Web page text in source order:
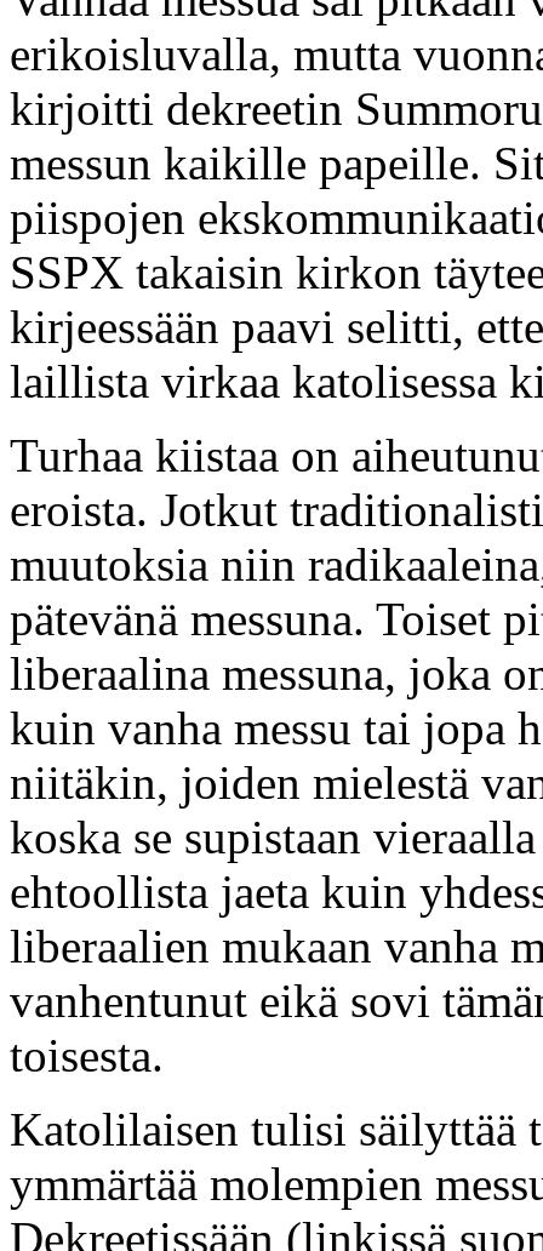
erikoisluvalla, mutta
kirjoitti dekreetin
messun kaikille papeille.
piispojen
SSPX takaisin kirkon
kirjeessään paavi selitti,
laillista virkaa katolisessa
Turhaa kiistaa on
eroista. Jotkut
muutoksia niin
pätevänä messuna. Toiset
liberaalina messuna, joka
kuin vanha messu tai jopa
niitäkin, joiden mielestä
koska se supistaan
ehtoollista jaeta kuin
liberaalien mukaan vanha
vanhentunut eikä sovi
toisesta.
Katolilaisen tulisi säilyttää
ymmärtää molempien
Dekreetissään (linkissä